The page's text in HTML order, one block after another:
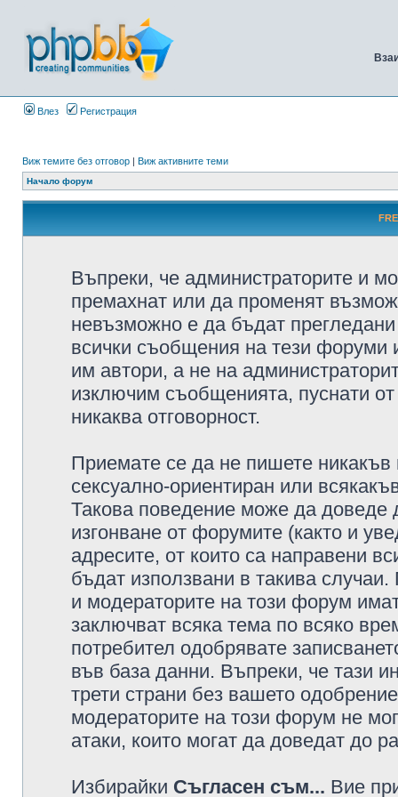
Влез Регистрация
Виж темите без отговор | Виж активните теми
Начало форум
Въпреки, че администраторите и
премахнат или да променят
невъзможно е да бъдат
всички съобщения на тези форуми
им автори, а не на
изключим съобщенията, пуснати
никаква отговорност.
Приемате се да не пишете никакъв
сексуално-ориентиран или
Такова поведение може да доведе
изгонване от форумите (както и
адресите, от които са направени
бъдат използвани в такива
и модераторите на този форум
заключват всяка тема по всяко
потребител одобрявате
във база данни. Въпреки, че тази
трети страни без вашето
модераторите на този форум не
атаки, които могат да доведат до
Избирайки Съгласен съм... Вие